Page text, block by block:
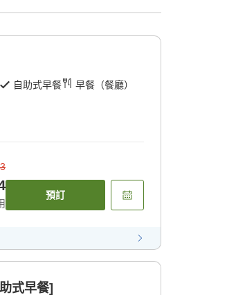
自助式早餐 早餐（餐廳）
預訂
式早餐]